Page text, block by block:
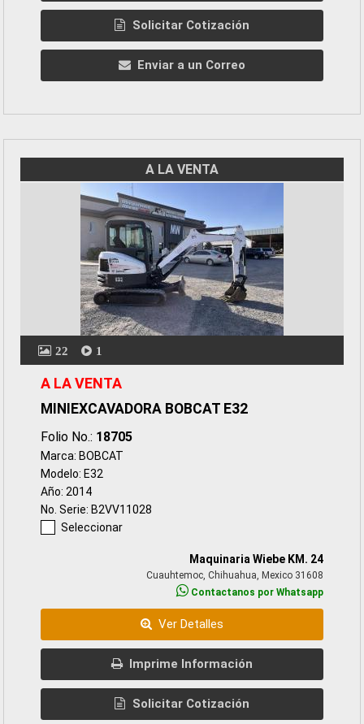
Solicitar Cotización
Enviar a un Correo
A LA VENTA
22 1
A LA VENTA
MINIEXCAVADORA BOBCAT E32
Folio No.: 18705
Marca: BOBCAT
Modelo: E32
Año: 2014
No. Serie: B2VV11028
Seleccionar
Maquinaria Wiebe KM. 24
Cuauhtemoc, Chihuahua, Mexico 31608
Contactanos por Whatsapp
Ver Detalles
Imprime Información
Solicitar Cotización